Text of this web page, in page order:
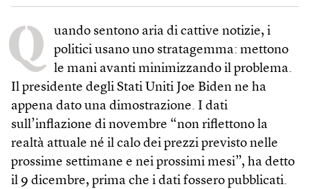
Q uando sentono aria di cattive notizie, i
politici usano uno stratagemma: mettono
le mani avanti minimizzando il problema.
Il presidente degli Stati Uniti Joe Biden ne ha
appena dato una dimostrazione. I dati
sull’inflazione di novembre “non riflettono la
realtà attuale né il calo dei prezzi previsto nelle
prossime settimane e nei prossimi mesi”, ha detto
il 9 dicembre, prima che i dati fossero pubblicati.